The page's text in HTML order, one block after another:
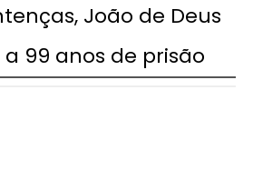
João de Deus
99 anos de prisão